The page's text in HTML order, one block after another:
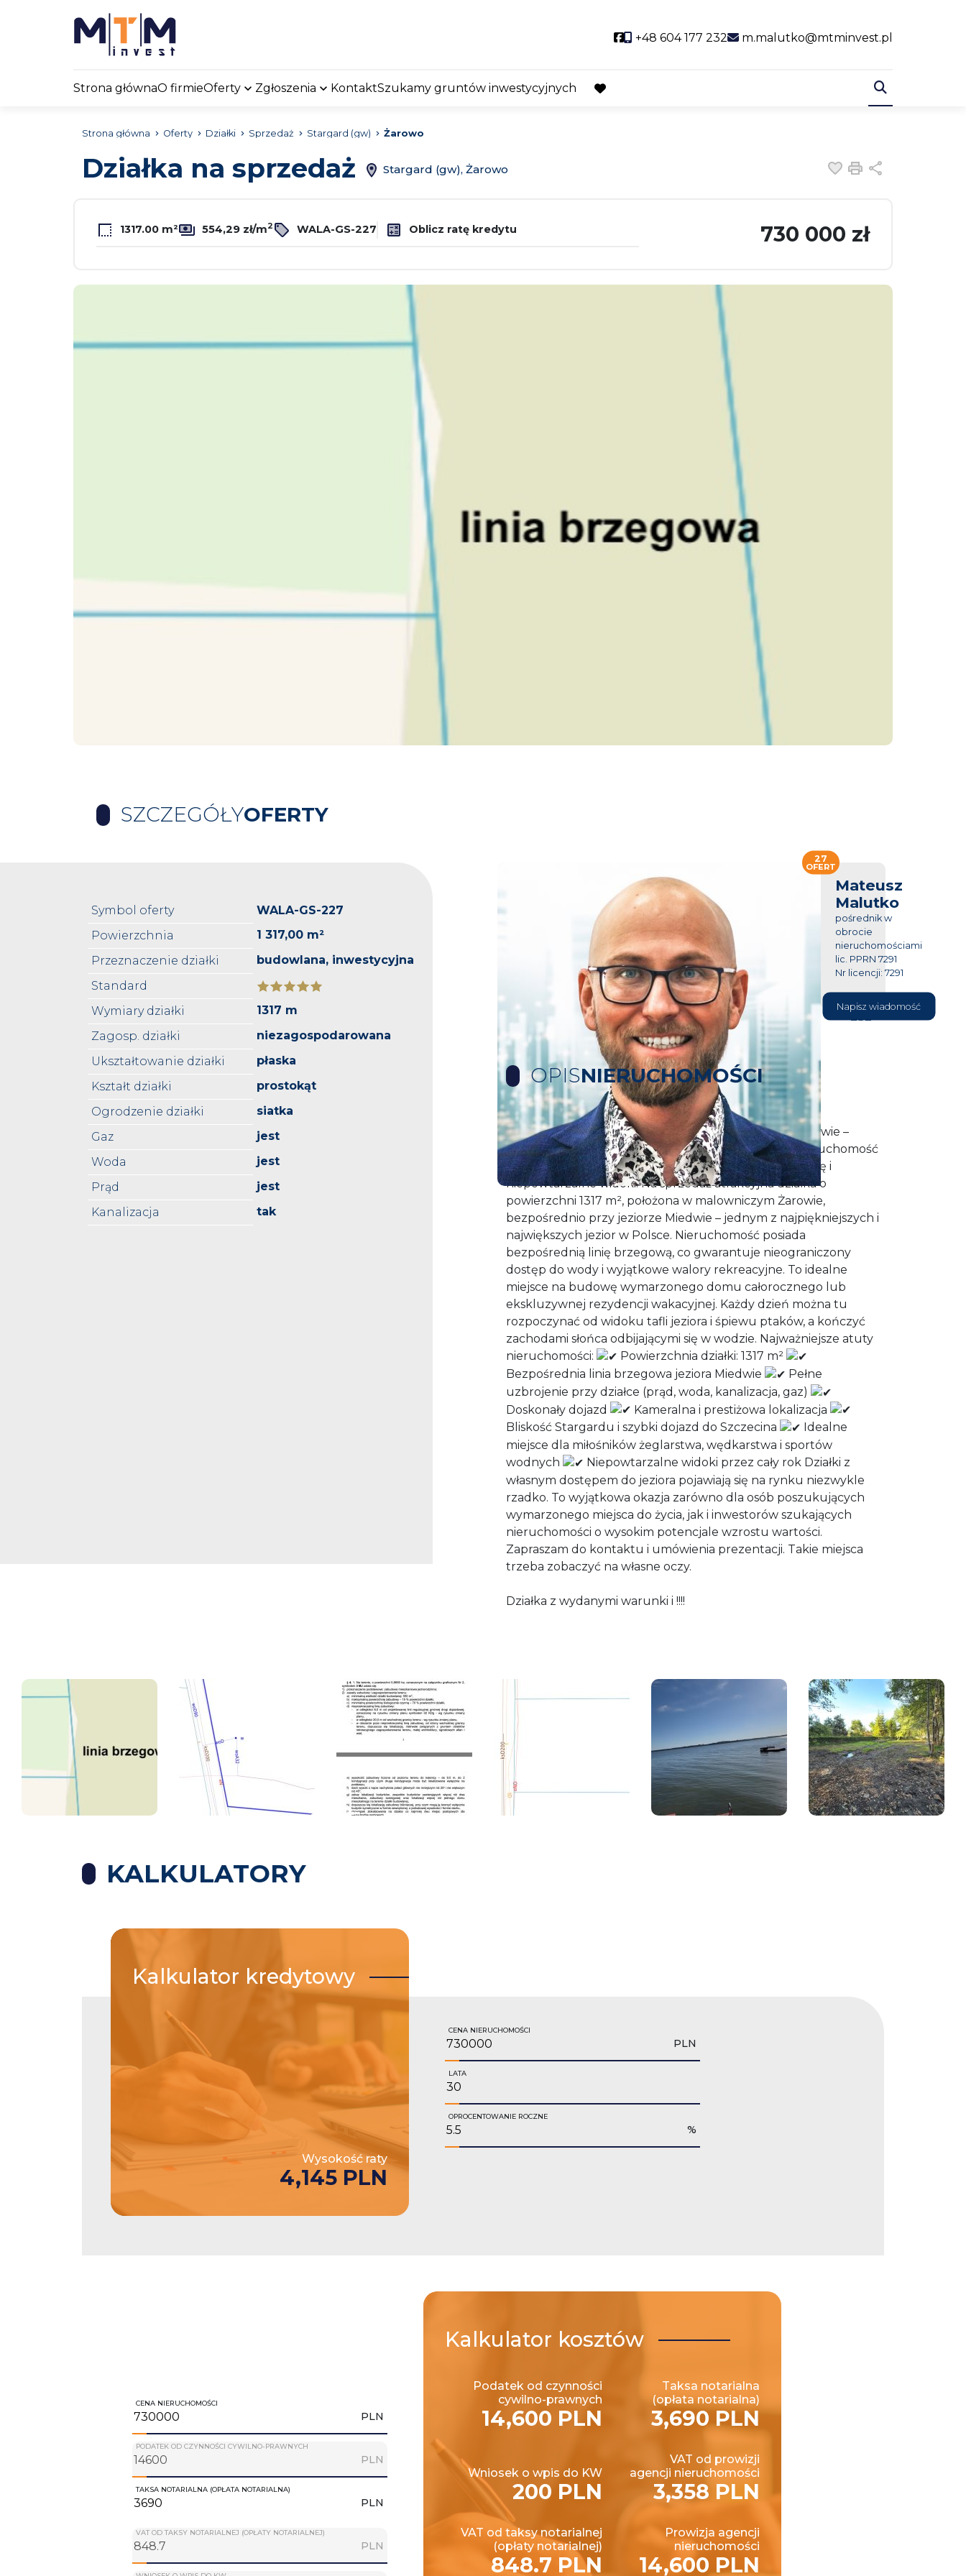
Social link
+48 604 177 232 m.malutko@mtminvest.pl
Strona głównaO firmieOferty Zgłoszenia KontaktSzukamy gruntów inwestycyjnych
favorite
Strona główna Oferty Działki Sprzedaż Stargard (gw) Żarowo
Działka na sprzedaż Stargard (gw), Żarowo Dodaj do
Drukuj
1317.00 m² 554,29 zł/m2 WALA-GS-227 Oblicz ratę kredytu 730 000 zł
SZCZEGÓŁYOFERTY
Symbol oferty
WALA-GS-227
Powierzchnia
1 317,00 m²
Przeznaczenie działki
budowlana, inwestycyjna
Standard
Wymiary działki
1317 m
Zagosp. działki
niezagospodarowana
Ukształtowanie działki
płaska
Kształt działki
prostokąt
Ogrodzenie działki
siatka
Gaz
jest
Woda
jest
Prąd
jest
Kanalizacja
tak
Mateusz
Malutko
pośrednik w
obrocie
nieruchomościami
lic. PPRN 7291
Nr licencji: 7291
604 177
232
Napisz wiadomość
27
OFERT
OPISNIERUCHOMOŚCI
Wyjątkowa działka z własną linią brzegową jeziora Miedwie –
Żarowo Marzysz o własnym miejscu nad wodą? Ta nieruchomość
to prawdziwa perełka dla osób ceniących spokój, naturę i
niepowtarzalne widoki. Na sprzedaż atrakcyjna działka o
powierzchni 1317 m², położona w malowniczym Żarowie,
bezpośrednio przy jeziorze Miedwie – jednym z najpiękniejszych i
największych jezior w Polsce. Nieruchomość posiada
bezpośrednią linię brzegową, co gwarantuje nieograniczony
dostęp do wody i wyjątkowe walory rekreacyjne. To idealne
miejsce na budowę wymarzonego domu całorocznego lub
ekskluzywnej rezydencji wakacyjnej. Każdy dzień można tu
rozpoczynać od widoku tafli jeziora i śpiewu ptaków, a kończyć
zachodami słońca odbijającymi się w wodzie. Najważniejsze atuty
nieruchomości:
Powierzchnia działki: 1317 m²
Bezpośrednia linia brzegowa jeziora Miedwie
Pełne
uzbrojenie przy działce (prąd, woda, kanalizacja, gaz)
Doskonały dojazd
Kameralna i prestiżowa lokalizacja
Bliskość Stargardu i szybki dojazd do Szczecina
Idealne
miejsce dla miłośników żeglarstwa, wędkarstwa i sportów
wodnych
Niepowtarzalne widoki przez cały rok Działki z
własnym dostępem do jeziora pojawiają się na rynku niezwykle
rzadko. To wyjątkowa okazja zarówno dla osób poszukujących
wymarzonego miejsca do życia, jak i inwestorów szukających
nieruchomości o wysokim potencjale wzrostu wartości.
Zapraszam do kontaktu i umówienia prezentacji. Takie miejsca
trzeba zobaczyć na własne oczy.
Działka z wydanymi warunki i !!!!
KALKULATORY
Kalkulator kredytowy
Wysokość raty
4,145 PLN
CENA NIERUCHOMOŚCI
PLN
LATA
OPROCENTOWANIE ROCZNE
%
Kalkulator kosztów
Podatek od czynności
cywilno-prawnych
14,600 PLN
Taksa notarialna
(opłata notarialna)
3,690 PLN
Wniosek o wpis do KW
200 PLN
VAT od prowizji
agencji nieruchomości
3,358 PLN
VAT od taksy notarialnej
(opłaty notarialnej)
848.7 PLN
Prowizja agencji
nieruchomości
14,600 PLN
CENA NIERUCHOMOŚCI
PLN
PODATEK OD CZYNNOŚCI CYWILNO-PRAWNYCH
PLN
TAKSA NOTARIALNA (OPŁATA NOTARIALNA)
PLN
VAT OD TAKSY NOTARIALNEJ (OPŁATY NOTARIALNEJ)
PLN